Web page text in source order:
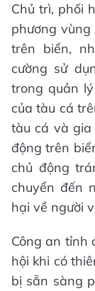
Chủ trì, phối
phương
trên biển,
cường sử
trong quản
của tàu cá
tàu cá và
động trên
chủ động
chuyển đến
hại về người
Công an tỉnh
hội khi có
bị sẵn sàng